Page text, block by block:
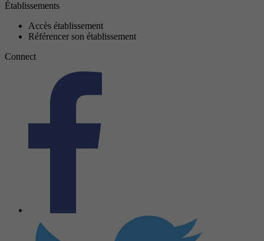
Établissements
Accès établissement
Référencer son établissement
Connect